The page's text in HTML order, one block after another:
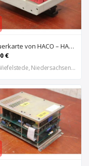
Steuerkarte von HACO – HACE 032 PPES 30135
€
Niedersachsen, DE